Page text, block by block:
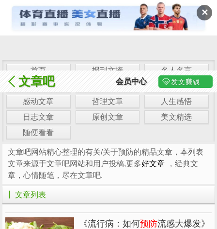
✕
文章吧 会员中心 发文赚钱
首页 报刊文摘
名人名言
情感文章
励志文章
经典文章
感动文章
哲理文章
人生感悟
日志文章
原创文章
美文精选
随便看看
文章吧网站精心整理的有关/关于预防的精品文章，本列表
文章来源于文章吧网站和用户投稿,更多好文章
，经典文
章，心情随笔，尽在文章吧.
┃ 文章列表
《流行病：如何预防流感大爆发》